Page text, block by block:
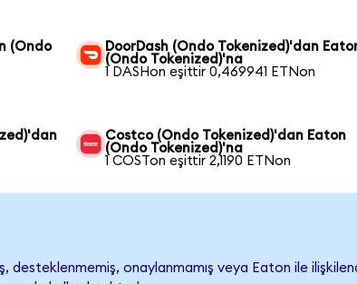
(Ondo
DoorDash (Ondo Tokenized)'dan
(Ondo Tokenized)'na
1 DASHon eşittir 0,469941 ETNon
Costco (Ondo Tokenized)'dan Eaton
(Ondo Tokenized)'na
1 COSTon eşittir 2,1190 ETNon
desteklenmemiş, onaylanmamış veya Eaton ile